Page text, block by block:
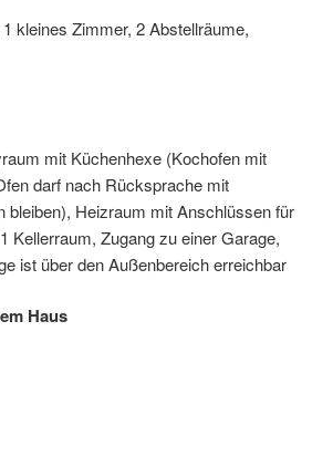
kleines Zimmer, 2 Abstellräume,
mit Küchenhexe (Kochofen mit
darf nach Rücksprache mit
bleiben), Heizraum mit Anschlüssen für
Kellerraum, Zugang zu einer Garage,
ist über den Außenbereich erreichbar
Haus